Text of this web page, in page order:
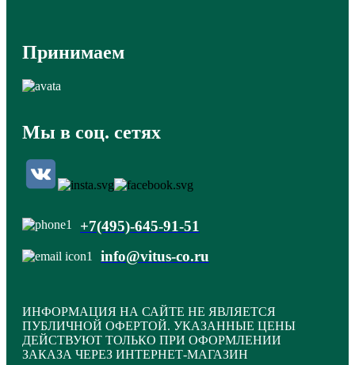
Принимаем
Мы в соц. сетях
+7(495)-645-91-51
info@vitus-co.ru
ИНФОРМАЦИЯ НА САЙТЕ НЕ ЯВЛЯЕТСЯ
ПУБЛИЧНОЙ ОФЕРТОЙ. УКАЗАННЫЕ ЦЕНЫ
ДЕЙСТВУЮТ ТОЛЬКО ПРИ ОФОРМЛЕНИИ
ЗАКАЗА ЧЕРЕЗ ИНТЕРНЕТ-МАГАЗИН